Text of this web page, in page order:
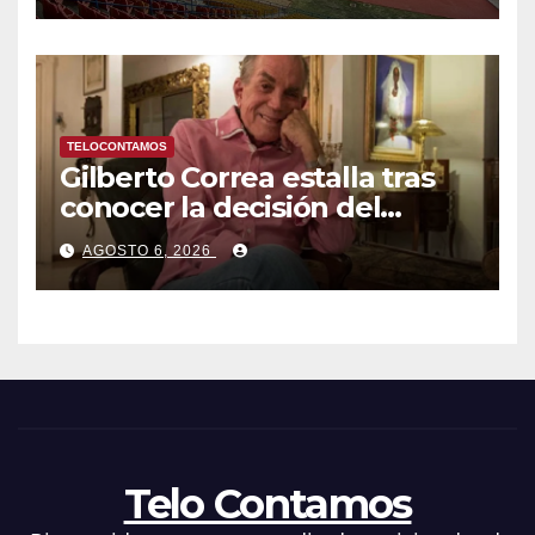
TELOCONTAMOS
Gilberto Correa estalla tras
conocer la decisión del
tribunal en su caso
AGOSTO 6, 2026
Telo Contamos